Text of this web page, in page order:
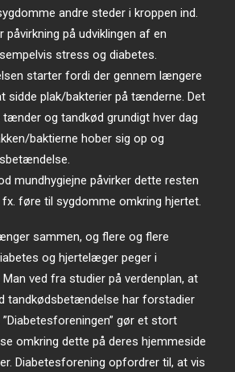
andre steder i kroppen ind.
påvirkning på udviklingen af en
stress og diabetes.
starter fordi der gennem længere
sidde plak/bakterier på tænderne. Det
og tandkød grundigt hver dag
baktierne hober sig op og
mundhygiejne påvirker dette resten
føre til sygdomme omkring hjertet.
sammen, og flere og flere
og hjertelæger peger i
ved fra studier på verdenplan, at
tandkødsbetændelse har forstadier
gør et stort
omkring dette på deres hjemmeside
Diabetesforening opfordrer til, at vis